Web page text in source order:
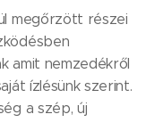
megőrzött részei
amit nemzedékről
ízlésünk szerint.
a szép, új